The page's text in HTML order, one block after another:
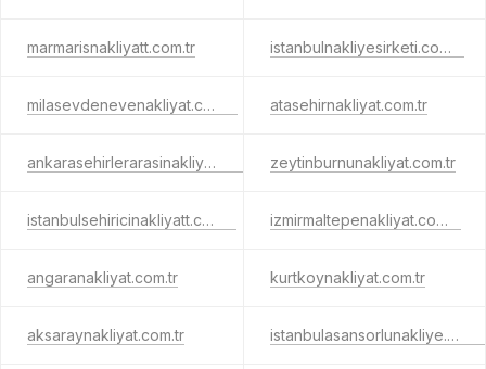
marmarisnakliyatt.com.tr istanbulnakliyesirketi.com.tr
milasevdenevenakliyat.com.tr atasehirnakliyat.com.tr
ankarasehirlerarasinakliyatt.com.tr zeytinburnunakliyat.com.tr
istanbulsehiricinakliyatt.com.tr izmirmaltepenakliyat.com.tr
angaranakliyat.com.tr kurtkoynakliyat.com.tr
aksaraynakliyat.com.tr istanbulasansorlunakliye.com.tr